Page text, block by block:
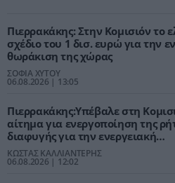
Πιερρακάκης: Στην Κομισιόν το
σχέδιο του 1 δισ. ευρώ για την
θωράκιση της χώρας
ΣΟΦΙΑ ΧΥΤΟΥ
06.08.2026 | 13:05
Πιερρακάκης:Υπέβαλε στη
αίτημα για ενεργοποίηση της
διαφυγής για την ενεργειακή
ανθεκτικότητα
ΚΩΣΤΑΣ ΚΑΛΛΙΑΝΤΕΡΗΣ
06.08.2026 | 12:02